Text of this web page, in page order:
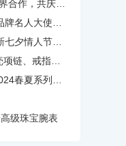
庆品牌百年华诞
大使大家庭
情人节短片
戒指、耳环等
告大片正式发布
级珠宝腕表